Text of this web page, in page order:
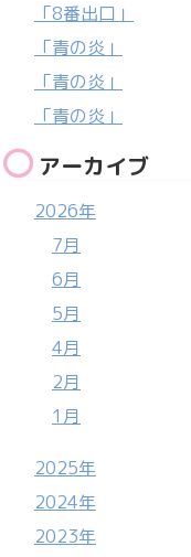
「8番出口」
「青の炎」
「青の炎」
「青の炎」
アーカイブ
2026年
7月
6月
5月
4月
2月
1月
2025年
2024年
2023年